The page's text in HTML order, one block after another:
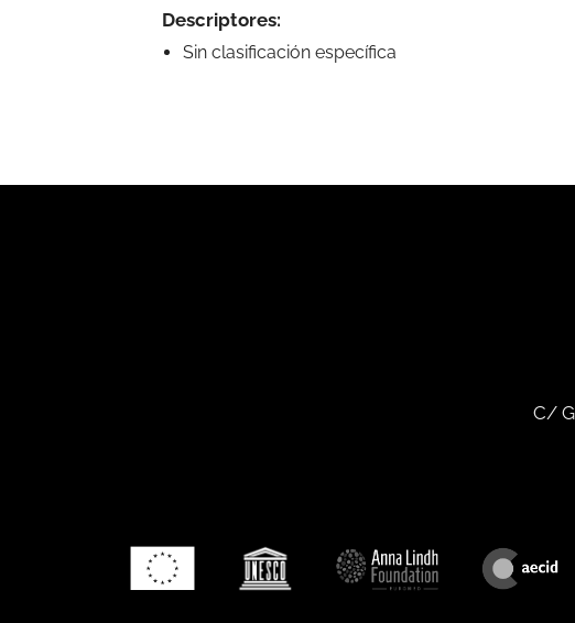
Descriptores:
Sin clasificación específica
C/